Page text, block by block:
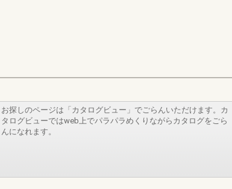
お探しのページは「カタログビュー」でごらんいただけます。カ
タログビューではweb上でパラパラめくりながらカタログをごら
んになれます。